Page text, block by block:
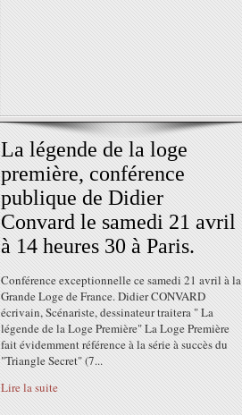
La légende de la loge
première, conférence
publique de Didier
Convard le samedi 21 avril
à 14 heures 30 à Paris.
Conférence exceptionnelle ce samedi 21 avril à la
Grande Loge de France. Didier CONVARD
écrivain, Scénariste, dessinateur traitera " La
légende de la Loge Première" La Loge Première
fait évidemment référence à la série à succès du
"Triangle Secret" (7...
Lire la suite